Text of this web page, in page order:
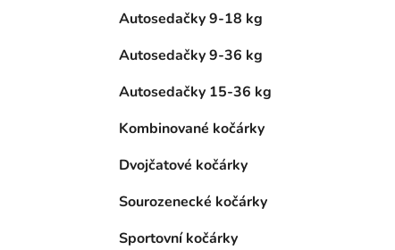
Autosedačky 9-18 kg
Autosedačky 9-36 kg
Autosedačky 15-36 kg
Kombinované kočárky
Dvojčatové kočárky
Sourozenecké kočárky
Sportovní kočárky